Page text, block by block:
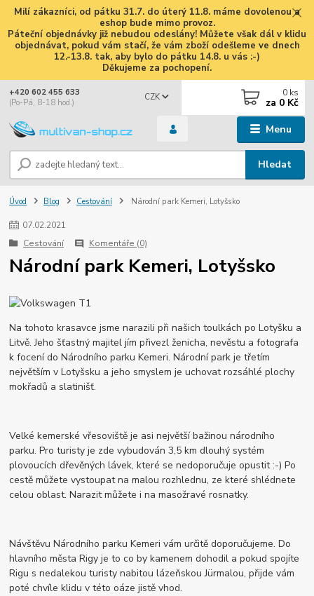
Milí zákazníci, od pátku 31.7. do úterý 11.8. máme dovolenou a
eshop bude mimo provoz.
Páteční objednávky již nebudou odeslány! Můžete však dál v klidu
objednávat, pokud vám stačí, že vám zboží odešleme ve dnech
12.-13.8. tak, aby bylo do pátku 14.8. u vás :-)
Děkujeme za pochopení.
Menu
CZK
Hledat
+420 602 455 633
(Po-Pá, 8-18 hod.)
0 ks
za 0 Kč
Úvod Blog Cestování Národní park Kemeri, Lotyšsko
07.02.2021
Cestování
Komentáře (0)
Národní park Kemeri, Lotyšsko
Na tohoto krasavce jsme narazili při našich toulkách po Lotyšku a
Litvě. Jeho šťastný majitel jím přivezl ženicha, nevěstu a fotografa
k focení do Národního parku Kemeri. Národní park je třetím
největším v Lotyšsku a jeho smyslem je uchovat rozsáhlé plochy
mokřadů a slatinišť.
Velké kemerské vřesoviště je asi největší bažinou národního
parku. Pro turisty je zde vybudován 3,5 km dlouhý systém
plovoucích dřevěných lávek, které se nedoporučuje opustit :-) Po
cestě můžete vystoupat na malou rozhlednu, ze které shlédnete
celou oblast. Narazit můžete i na masožravé rosnatky.
Návštěvu Národního parku Kemeri vám určitě doporučujeme. Do
hlavního města Rigy je to co by kamenem dohodil a pokud spojíte
Rigu s nedalekou turisty nabitou lázeňskou Jürmalou, přijde vám
poté chvíle klidu v této oáze jistě vhod.